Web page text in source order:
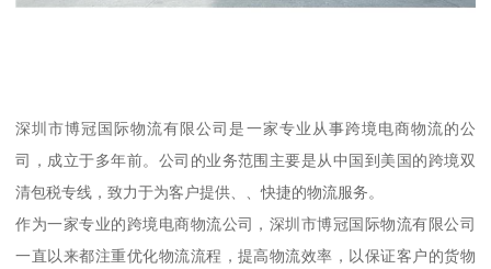
深圳市博冠国际物流有限公司是一家专业从事跨境电商物流的公
司，成立于多年前。公司的业务范围主要是从中国到美国的跨境双
清包税专线，致力于为客户提供、、快捷的物流服务。
作为一家专业的跨境电商物流公司，深圳市博冠国际物流有限公司
一直以来都注重优化物流流程，提高物流效率，以保证客户的货物